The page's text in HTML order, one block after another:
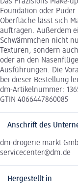
Foundation oder
Oberfläche lässt sich
auftragen. Außerdem
Schwämmchen nicht
Texturen, sondern
oder an den
Ausführungen. Die
bei dieser Bestellung
dm-Artikelnummer:
GTIN 4066447860085
Anschrift des
dm-drogerie markt
servicecenter@dm.de
Hergestellt in